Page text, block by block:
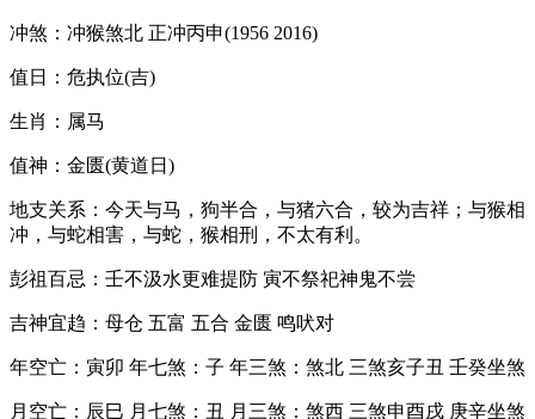
冲煞：冲猴煞北 正冲丙申(1956 2016)
值日：危执位(吉)
生肖：属马
值神：金匮(黄道日)
地支关系：今天与马，狗半合，与猪六合，较为吉祥；与猴相
冲，与蛇相害，与蛇，猴相刑，不太有利。
彭祖百忌：壬不汲水更难提防 寅不祭祀神鬼不尝
吉神宜趋：母仓 五富 五合 金匮 鸣吠对
年空亡：寅卯 年七煞：子 年三煞：煞北 三煞亥子丑 壬癸坐煞
月空亡：辰巳 月七煞：丑 月三煞：煞西 三煞申酉戌 庚辛坐煞